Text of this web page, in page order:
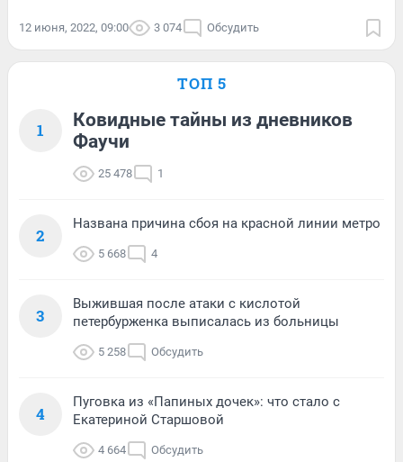
12 июня, 2022, 09:00 3 074 Обсудить
ТОП 5
1
Ковидные тайны из дневников
Фаучи
25 478 1
2
Названа причина сбоя на красной линии метро
5 668 4
3
Выжившая после атаки с кислотой
петербурженка выписалась из больницы
5 258 Обсудить
4
Пуговка из «Папиных дочек»: что стало с
Екатериной Старшовой
4 664 Обсудить